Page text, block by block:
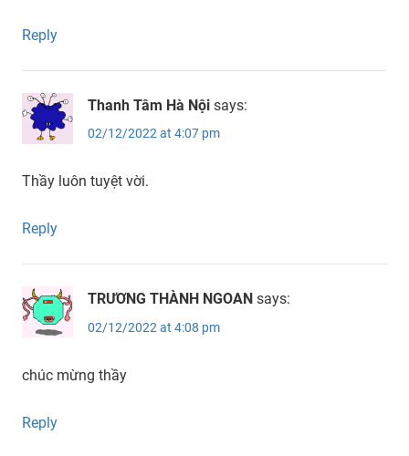
Reply
Thanh Tâm Hà Nội says:
02/12/2022 at 4:07 pm
Thầy luôn tuyệt vời.
Reply
TRƯƠNG THÀNH NGOAN says:
02/12/2022 at 4:08 pm
chúc mừng thầy
Reply